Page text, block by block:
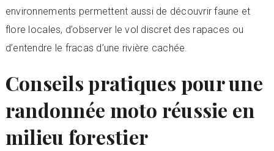
environnements permettent aussi de découvrir faune et
flore locales, d’observer le vol discret des rapaces ou
d’entendre le fracas d’une rivière cachée.
Conseils pratiques pour une
randonnée moto réussie en
milieu forestier